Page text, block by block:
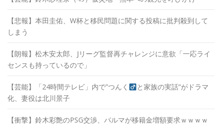
【悲報】本田圭佑、W杯と移民問題に関する投稿に批判殺到して
しまう
【朗報】松木安太郎、Jリーグ監督再チャレンジに意欲「一応ライ
センスも持っているので」
【芸能】「24時間テレビ」内で”つんく
と家族の実話”がドラマ
化、妻役は北川景子
【衝撃】鈴木彩艶のPSG交渉、パルマが移籍金増額要求ｗｗｗｗ